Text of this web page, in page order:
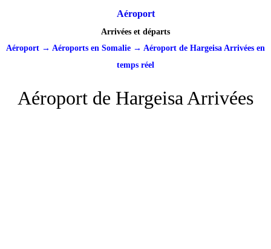
Aéroport
Arrivées et départs
Aéroport → Aéroports en Somalie → Aéroport de Hargeisa Arrivées en
temps réel
Aéroport de Hargeisa Arrivées